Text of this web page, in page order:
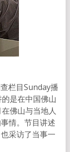
栏目Sunday播
是在中国佛山
佛山与当地人
情。节目讲述
采访了当事一